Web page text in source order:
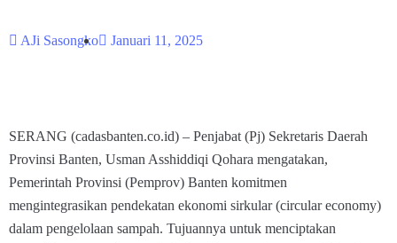
AJi Sasongko Januari 11, 2025
SERANG (cadasbanten.co.id) – Penjabat (Pj) Sekretaris Daerah
Provinsi Banten, Usman Asshiddiqi Qohara mengatakan,
Pemerintah Provinsi (Pemprov) Banten komitmen
mengintegrasikan pendekatan ekonomi sirkular (circular economy)
dalam pengelolaan sampah. Tujuannya untuk menciptakan